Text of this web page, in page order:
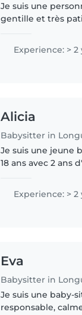
Je suis une
gentille et très
beaucoup les
du temps avec
heureuse. J'aime
Experience: > 2
Alicia
Babysitter in
Je suis une jeune
18 ans avec 2 ans
âges, des bébés
d'âge scolaire. Je
responsable,
Experience: > 2
Eva
Babysitter in
Je suis une baby-
responsable,